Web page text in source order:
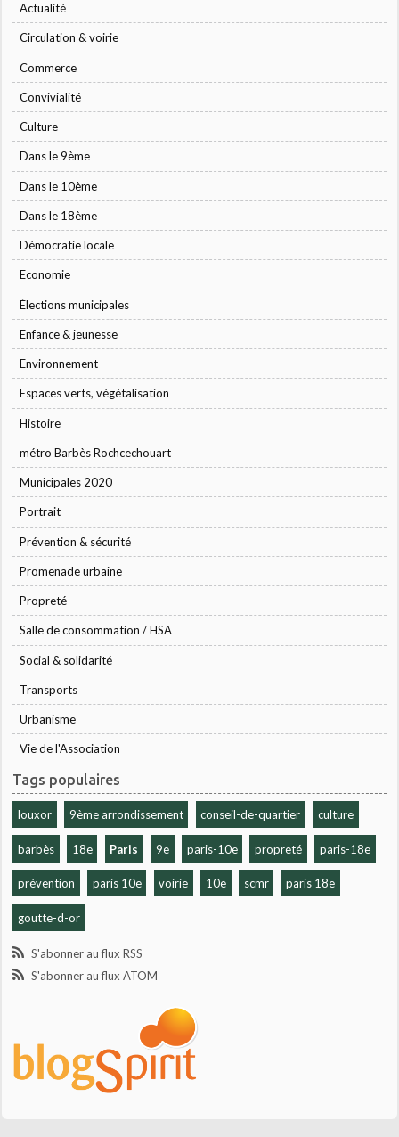
Actualité
Circulation & voirie
Commerce
Convivialité
Culture
Dans le 9ème
Dans le 10ème
Dans le 18ème
Démocratie locale
Economie
Élections municipales
Enfance & jeunesse
Environnement
Espaces verts, végétalisation
Histoire
métro Barbès Rochcechouart
Municipales 2020
Portrait
Prévention & sécurité
Promenade urbaine
Propreté
Salle de consommation / HSA
Social & solidarité
Transports
Urbanisme
Vie de l'Association
Tags populaires
louxor 9ème arrondissement conseil-de-quartier culture
barbès 18e Paris 9e paris-10e propreté paris-18e
prévention paris 10e voirie 10e scmr paris 18e
goutte-d-or
S'abonner au flux RSS
S'abonner au flux ATOM